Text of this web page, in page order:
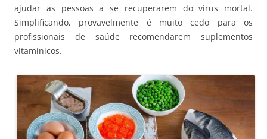
ajudar as pessoas a se recuperarem do vírus mortal.
Simplificando, provavelmente é muito cedo para os
profissionais de saúde recomendarem suplementos
vitamínicos.